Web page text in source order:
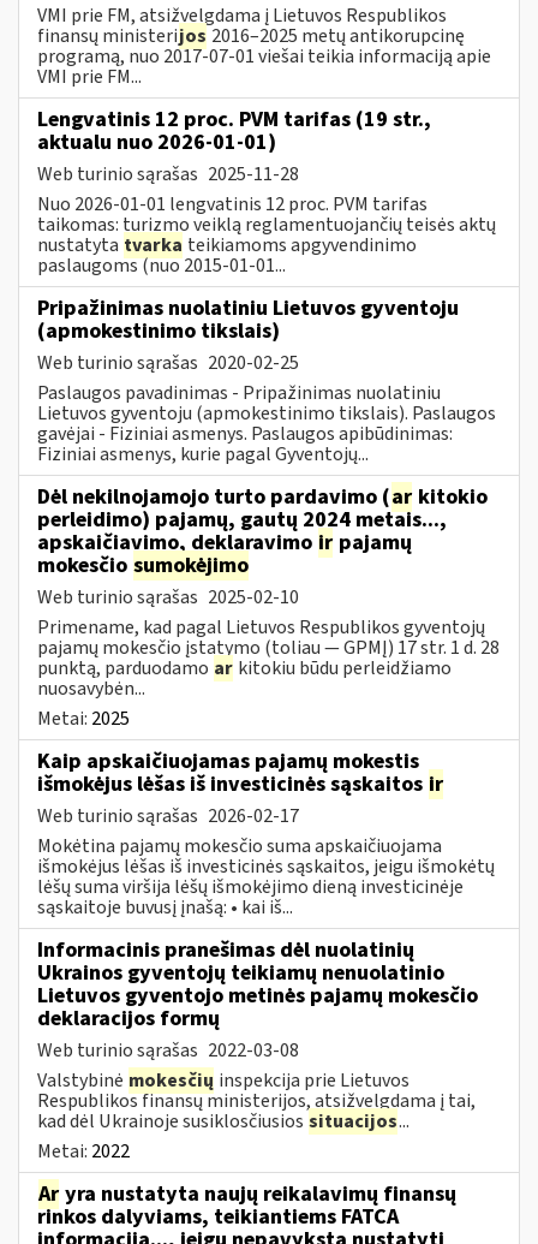
VMI prie FM, atsižvelgdama į Lietuvos Respublikos
finansų ministerijos 2016–2025 metų antikorupcinę
programą, nuo 2017-07-01 viešai teikia informaciją apie
VMI prie FM...
Lengvatinis 12 proc. PVM tarifas (19 str.,
aktualu nuo 2026-01-01)
Web turinio sąrašas 2025-11-28
Nuo 2026-01-01 lengvatinis 12 proc. PVM tarifas
taikomas: turizmo veiklą reglamentuojančių teisės aktų
nustatyta tvarka teikiamoms apgyvendinimo
paslaugoms (nuo 2015-01-01...
Pripažinimas nuolatiniu Lietuvos gyventoju
(apmokestinimo tikslais)
Web turinio sąrašas 2020-02-25
Paslaugos pavadinimas - Pripažinimas nuolatiniu
Lietuvos gyventoju (apmokestinimo tikslais). Paslaugos
gavėjai - Fiziniai asmenys. Paslaugos apibūdinimas:
Fiziniai asmenys, kurie pagal Gyventojų...
Dėl nekilnojamojo turto pardavimo (ar kitokio
perleidimo) pajamų, gautų 2024 metais...,
apskaičiavimo, deklaravimo ir pajamų
mokesčio sumokėjimo
Web turinio sąrašas 2025-02-10
Primename, kad pagal Lietuvos Respublikos gyventojų
pajamų mokesčio įstatymo (toliau — GPMĮ) 17 str. 1 d. 28
punktą, parduodamo ar kitokiu būdu perleidžiamo
nuosavybėn...
Metai: 2025
Kaip apskaičiuojamas pajamų mokestis
išmokėjus lėšas iš investicinės sąskaitos ir
Web turinio sąrašas 2026-02-17
Mokėtina pajamų mokesčio suma apskaičiuojama
išmokėjus lėšas iš investicinės sąskaitos, jeigu išmokėtų
lėšų suma viršija lėšų išmokėjimo dieną investicinėje
sąskaitoje buvusį įnašą: • kai iš...
Informacinis pranešimas dėl nuolatinių
Ukrainos gyventojų teikiamų nenuolatinio
Lietuvos gyventojo metinės pajamų mokesčio
deklaracijos formų
Web turinio sąrašas 2022-03-08
Valstybinė mokesčių inspekcija prie Lietuvos
Respublikos finansų ministerijos, atsižvelgdama į tai,
kad dėl Ukrainoje susiklosčiusios situacijos...
Metai: 2022
Ar yra nustatyta naujų reikalavimų finansų
rinkos dalyviams, teikiantiems FATCA